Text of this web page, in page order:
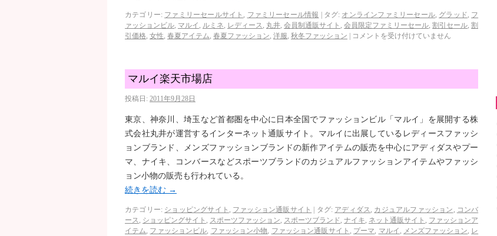
カテゴリー: ファミリーセールサイト , ファミリーセール情報 タグ: オンラインファミリーセール, グラッド, フ
ァッションビル, マルイ , ルミネ, レディース, 丸井, 会員制通販サイト , 会員限定ファミリーセール, 割引セール, 割
引価格, 女性, 春夏アイテム, 春夏ファッション, 洋服, 秋冬ファッション コメントを受け付けていません
マルイ楽天市場店
投稿日: 2011年9月28日
東京、神奈川、埼玉など首都圏を中心に日本全国でファッションビル「マルイ」を展開する株
式会社丸井が運営するインターネット通販サイト。マルイに出展しているレディースファッシ
ョンブランド、メンズファッションブランドの新作アイテムの販売を中心にアディダスやプー
マ、ナイキ、コンバースなどスポーツブランドのカジュアルファッションアイテムやファッシ
ョン小物の販売も行われている。
続きを読む →
カテゴリー: ショッピングサイト , ファッション通販サイト タグ: アディダス, カジュアルファッション , コンバ
ース, ショッピングサイト , スポーツファッション, スポーツブランド, ナイキ, ネット通販サイト , ファッションア
イテム, ファッションビル, ファッション小物, ファッション通販サイト , プーマ, マルイ , メンズファッション, レ